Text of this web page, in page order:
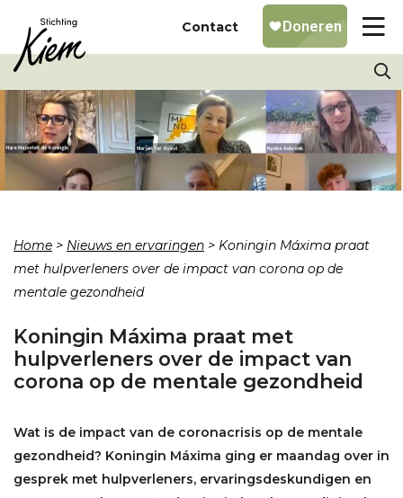
Contact
Home > Nieuws en ervaringen > Koningin Máxima praat
met hulpverleners over de impact van corona op de
mentale gezondheid
Koningin Máxima praat met
hulpverleners over de impact van
corona op de mentale gezondheid
Wat is de impact van de coronacrisis op de mentale
gezondheid? Koningin Máxima ging er maandag over in
gesprek met hulpverleners, ervaringsdeskundigen en